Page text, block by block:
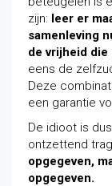
zijn: leer er
samenleving
de vrijheid
eens de
Deze
een garantie
De idioot is
ontzettend
opgegeven,
opgegeven.